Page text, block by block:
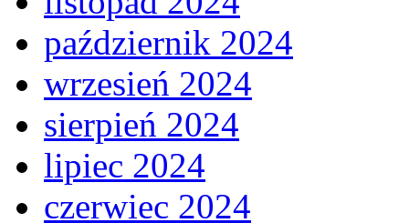
październik 2024
wrzesień 2024
sierpień 2024
lipiec 2024
czerwiec 2024